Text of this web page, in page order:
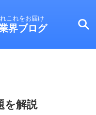
これをお届け
界ブログ
を解説